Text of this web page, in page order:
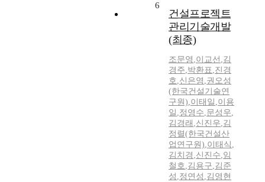
6
건설프로젝트
관리기술개발
(최종)
조문영 ,이교선 ,김
경주,박환표,진경
호,신은영 ,권오성
(한국건설기술연
구원),이태일 ,이용
일 ,정영수,문성우,
김경래 ,신진우,김
정렬(한국건설산
업연구원),이태식 ,
김치경 ,신진수,임
철호,김용구,김준
성 ,정연성 ,김영현